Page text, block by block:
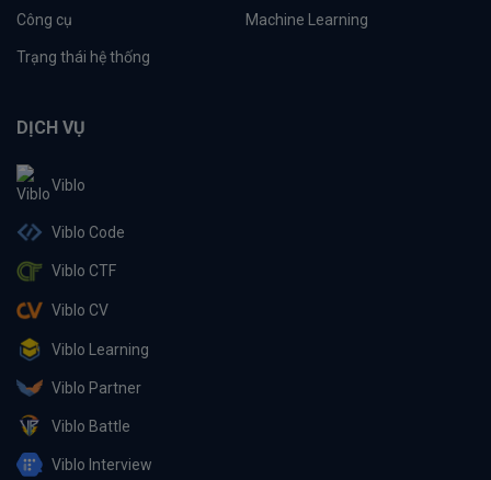
Công cụ Machine Learning
Trạng thái hệ thống
DỊCH VỤ
Viblo
Viblo Code
Viblo CTF
Viblo CV
Viblo Learning
Viblo Partner
Viblo Battle
Viblo Interview